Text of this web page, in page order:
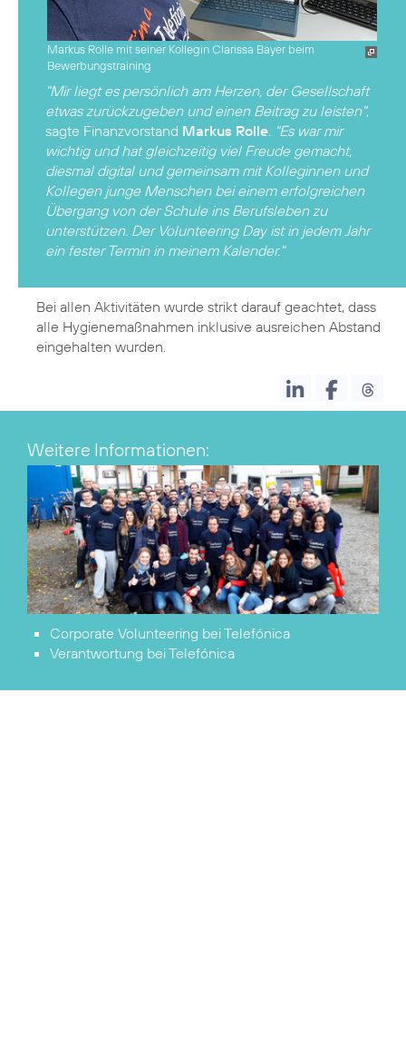
Markus Rolle mit seiner Kollegin Clarissa Bayer beim
Bewerbungstraining
"Mir liegt es persönlich am Herzen, der Gesellschaft
etwas zurückzugeben und einen Beitrag zu leisten",
sagte Finanzvorstand Markus Rolle "Es war mir
wichtig und hat gleichzeitig viel Freude gemacht,
diesmal digital und gemeinsam mit Kolleginnen und
Kollegen junge Menschen bei einem erfolgreichen
Übergang von der Schule ins Berufsleben zu
unterstützen. Der Volunteering Day ist in jedem Jahr
ein fester Termin in meinem Kalender."
Bei allen Aktivitäten wurde strikt darauf geachtet, dass
alle Hygienemaßnahmen inklusive ausreichen Abstand
eingehalten wurden.
Weitere Informationen:
Corporate Volunteering bei Telefónica
Verantwortung bei Telefónica